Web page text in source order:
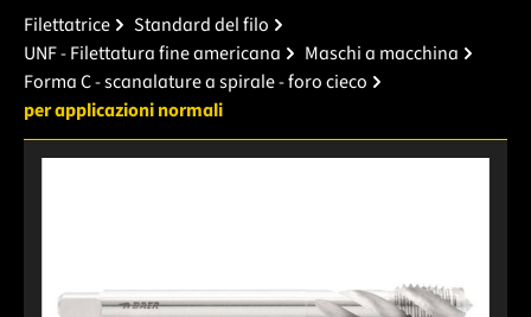
Filettatrice
Standard del filo
UNF - Filettatura fine americana
Maschi a macchina
Forma C - scanalature a spirale - foro cieco
per applicazioni normali